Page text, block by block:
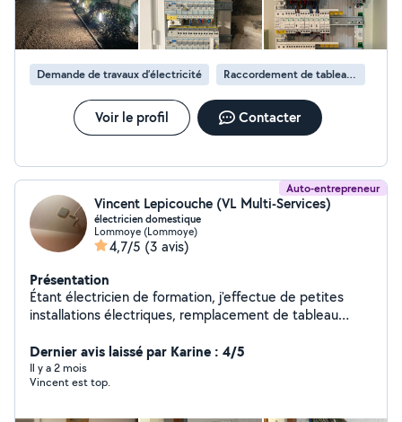
Demande de travaux d’électricité Raccordement de tableau électrique
Voir le profil Contacter
Auto-entrepreneur
Vincent Lepicouche (VL Multi-Services)
électricien domestique
Lommoye (Lommoye)
4,7/5 (3 avis)
Présentation
Étant électricien de formation, j'effectue de petites
installations électriques, remplacement de tableau
suis assez polyvalent et manuel dans plusieurs
domaines. Les projets sont à étudier selon leurs
faisabilité.
Dernier avis laissé par Karine : 4/5
Il y a 2 mois
Vincent est top.